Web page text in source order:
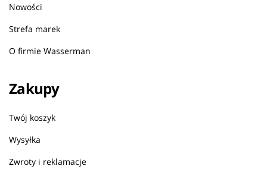
Nowości
Strefa marek
O firmie Wasserman
Zakupy
Twój koszyk
Wysyłka
Zwroty i reklamacje